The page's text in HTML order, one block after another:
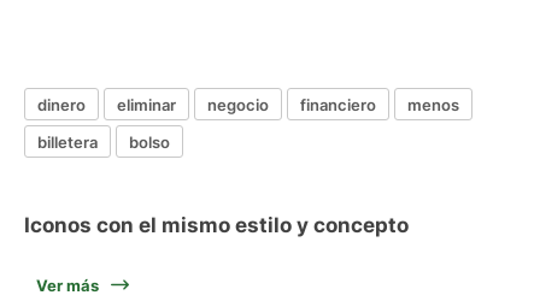
dinero eliminar negocio financiero
menos
billetera
bolso
Iconos con el mismo estilo y concepto
Ver más